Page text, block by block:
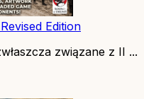
Edition
związane z II ...